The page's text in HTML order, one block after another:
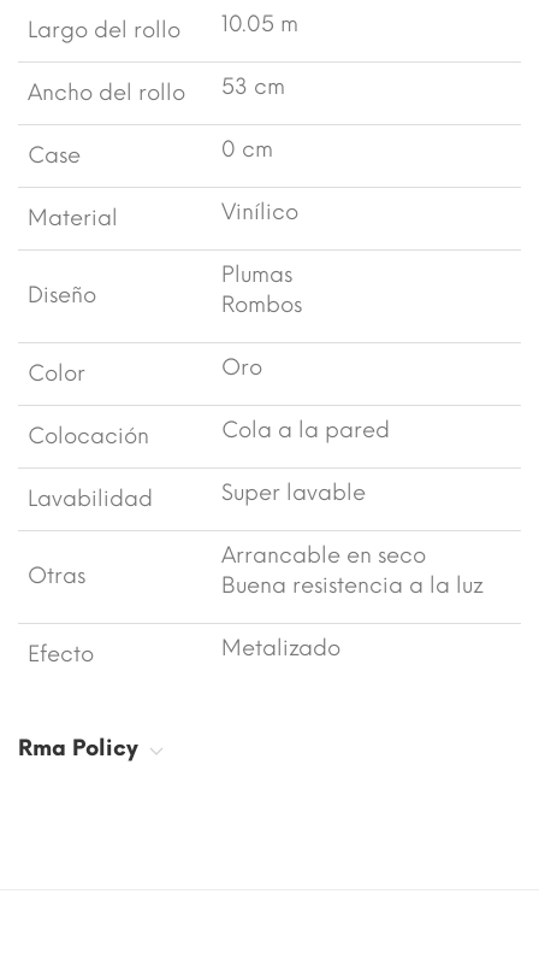
Largo del rollo 10.05 m
Ancho del rollo 53 cm
Case 0 cm
Material Vinílico
Diseño
Plumas
Rombos
Color Oro
Colocación Cola a la pared
Lavabilidad Super lavable
Otras
Arrancable en seco
Buena resistencia a la luz
Efecto Metalizado
Rma Policy